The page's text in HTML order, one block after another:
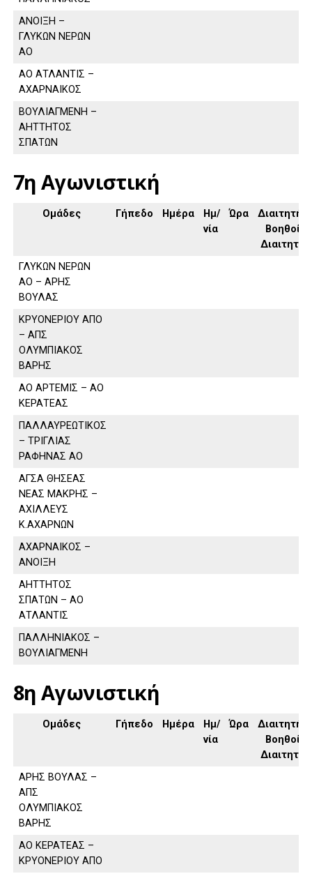
ΑΝΟΙΞΗ –
ΓΛΥΚΩΝ ΝΕΡΩΝ
ΑΟ
ΑΟ ΑΤΛΑΝΤΙΣ –
ΑΧΑΡΝΑΙΚΟΣ
ΒΟΥΛΙΑΓΜΕΝΗ –
ΑΗΤΤΗΤΟΣ
ΣΠΑΤΩΝ
7η Αγωνιστική
Ομάδες Γήπεδο Ημέρα
Ημ/
νία
Ώρα
Διαιτητής,
Βοηθοί
Διαιτητή
ΓΛΥΚΩΝ ΝΕΡΩΝ
ΑΟ – ΑΡΗΣ
ΒΟΥΛΑΣ
ΚΡΥΟΝΕΡΙΟΥ ΑΠΟ
– ΑΠΣ
ΟΛΥΜΠΙΑΚΟΣ
ΒΑΡΗΣ
ΑΟ ΑΡΤΕΜΙΣ – ΑΟ
ΚΕΡΑΤΕΑΣ
ΠΑΛΛΑΥΡΕΩΤΙΚΟΣ
– ΤΡΙΓΛΙΑΣ
ΡΑΦΗΝΑΣ ΑΟ
ΑΓΣΑ ΘΗΣΕΑΣ
ΝΕΑΣ ΜΑΚΡΗΣ –
ΑΧΙΛΛΕΥΣ
Κ.ΑΧΑΡΝΩΝ
ΑΧΑΡΝΑΙΚΟΣ –
ΑΝΟΙΞΗ
ΑΗΤΤΗΤΟΣ
ΣΠΑΤΩΝ – ΑΟ
ΑΤΛΑΝΤΙΣ
ΠΑΛΛΗΝΙΑΚΟΣ –
ΒΟΥΛΙΑΓΜΕΝΗ
8η Αγωνιστική
Ομάδες Γήπεδο Ημέρα
Ημ/
νία
Ώρα
Διαιτητής,
Βοηθοί
Διαιτητή
ΑΡΗΣ ΒΟΥΛΑΣ –
ΑΠΣ
ΟΛΥΜΠΙΑΚΟΣ
ΒΑΡΗΣ
ΑΟ ΚΕΡΑΤΕΑΣ –
ΚΡΥΟΝΕΡΙΟΥ ΑΠΟ